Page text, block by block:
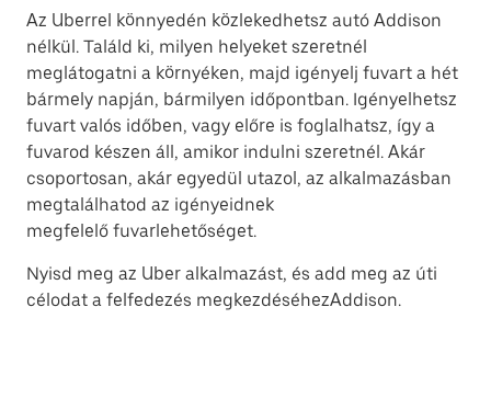
Az Uberrel könnyedén közlekedhetsz autó Addison
nélkül. Találd ki, milyen helyeket szeretnél
meglátogatni a környéken, majd igényelj fuvart a hét
bármely napján, bármilyen időpontban. Igényelhetsz
fuvart valós időben, vagy előre is foglalhatsz, így a
fuvarod készen áll, amikor indulni szeretnél. Akár
csoportosan, akár egyedül utazol, az alkalmazásban
megtalálhatod az igényeidnek
megfelelő fuvarlehetőséget.
Nyisd meg az Uber alkalmazást, és add meg az úti
célodat a felfedezés megkezdéséhezAddison.